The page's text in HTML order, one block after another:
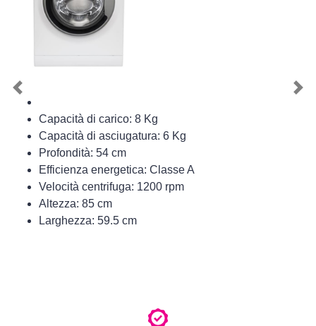
Capacità di carico: 8 Kg
Capacità di asciugatura: 6 Kg
Profondità: 54 cm
Efficienza energetica: Classe A
Velocità centrifuga: 1200 rpm
Altezza: 85 cm
Larghezza: 59.5 cm
Previous